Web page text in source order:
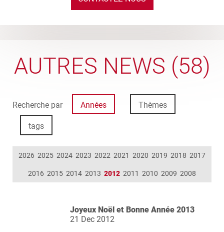
AUTRES NEWS (58)
Recherche par Années Thèmes
tags
2026 2025 2024 2023 2022 2021 2020 2019 2018 2017
2016 2015 2014 2013 2012 2011 2010 2009 2008
Joyeux Noël et Bonne Année 2013
21 Dec 2012